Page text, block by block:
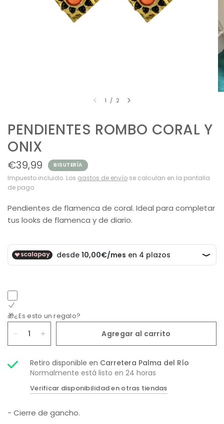
1 / 2
PENDIENTES ROMBO CORAL Y
ONIX
€39,99 BISUTERÍA
Impuesto incluido. Los gastos de envío se calculan en la pantalla
de pago.
Pendientes de flamenca de coral. Ideal para completar
tus looks de flamenca y de diario.
🎁¿Es esto un regalo?
Agregar al carrito
Retiro disponible en Carretera Palma del Río
Normalmente está listo en 24 horas
Verificar disponibilidad en otras tiendas
- Cierre de gancho.